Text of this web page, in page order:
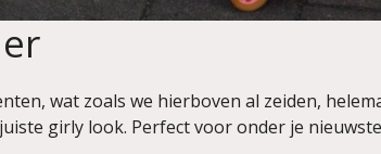
wat zoals we hierboven al zeiden,
girly look. Perfect voor onder je